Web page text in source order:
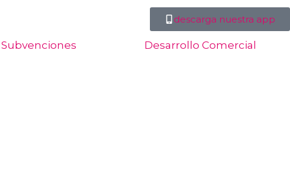
descarga nuestra app
Subvenciones Desarrollo Comercial